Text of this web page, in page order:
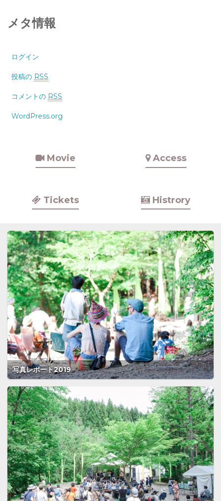
メタ情報
ログイン
投稿の RSS
コメントの RSS
WordPress.org
Movie Access
Tickets Histrory
写真レポート2019